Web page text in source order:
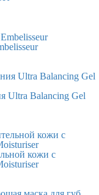
Ultra Balancing Gel
кожи с